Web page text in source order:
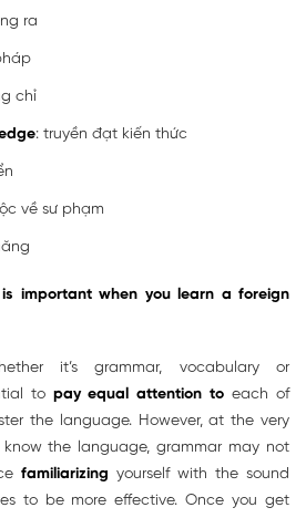
ra
chỉ
: truyền đạt kiến thức
về sư phạm
important when you learn a foreign
it’s grammar, vocabulary or
to pay equal attention to each of
the language. However, at the very
the language, grammar may not
familiarizing yourself with the sound
to be more effective. Once you get